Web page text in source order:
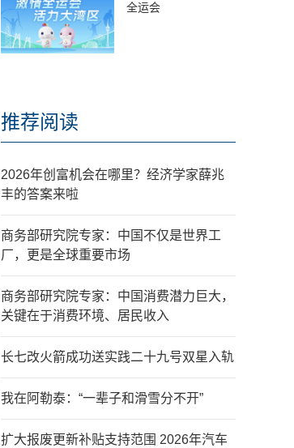
全运会
推荐阅读
2026年创富机会在哪里？经济学家薛兆
丰的答案来啦
商务部研究院专家：中国不仅是世界工
厂，更是全球重要市场
商务部研究院专家：中国消费潜力巨大，
关键在于消费环境、居民收入
长七改火箭成功送实践二十九号双星入轨
我在阿勒泰：“一辈子和滑雪分不开”
扩大报废更新补贴支持范围 2026年汽车